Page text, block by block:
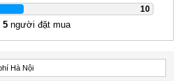
10
5 người đặt mua
Hà Nội